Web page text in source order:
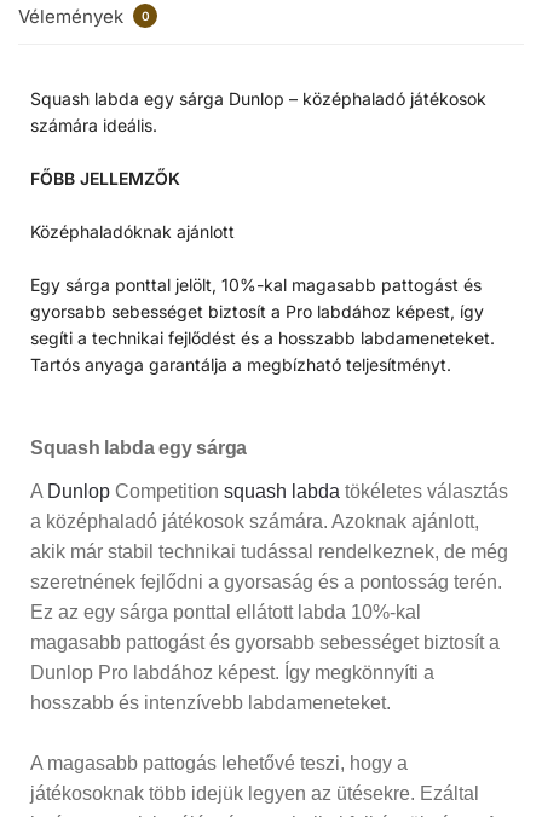
Vélemények 0
Squash labda egy sárga Dunlop – középhaladó játékosok
számára ideális.
FŐBB JELLEMZŐK
Középhaladóknak ajánlott
Egy sárga ponttal jelölt, 10%-kal magasabb pattogást és
gyorsabb sebességet biztosít a Pro labdához képest, így
segíti a technikai fejlődést és a hosszabb labdameneteket.
Tartós anyaga garantálja a megbízható teljesítményt.
Squash labda egy sárga
A Dunlop Competition squash labda tökéletes választás
a középhaladó játékosok számára. Azoknak ajánlott,
akik már stabil technikai tudással rendelkeznek, de még
szeretnének fejlődni a gyorsaság és a pontosság terén.
Ez az egy sárga ponttal ellátott labda 10%-kal
magasabb pattogást és gyorsabb sebességet biztosít a
Dunlop Pro labdához képest. Így megkönnyíti a
hosszabb és intenzívebb labdameneteket.
A magasabb pattogás lehetővé teszi, hogy a
játékosoknak több idejük legyen az ütésekre. Ezáltal